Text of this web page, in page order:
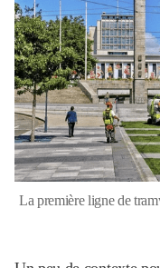
La première ligne de